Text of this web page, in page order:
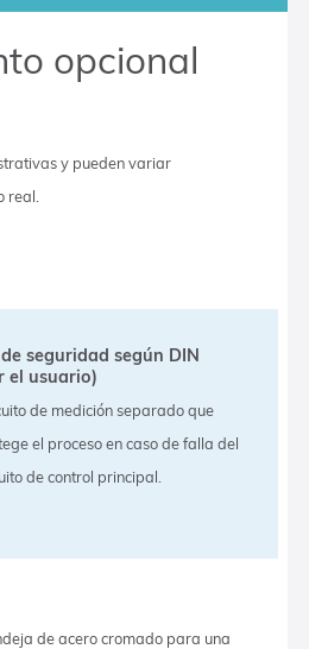
opcional
y pueden variar
real.
seguridad según DIN
el usuario)
de medición separado que
el proceso en caso de falla del
de control principal.
de acero cromado para una